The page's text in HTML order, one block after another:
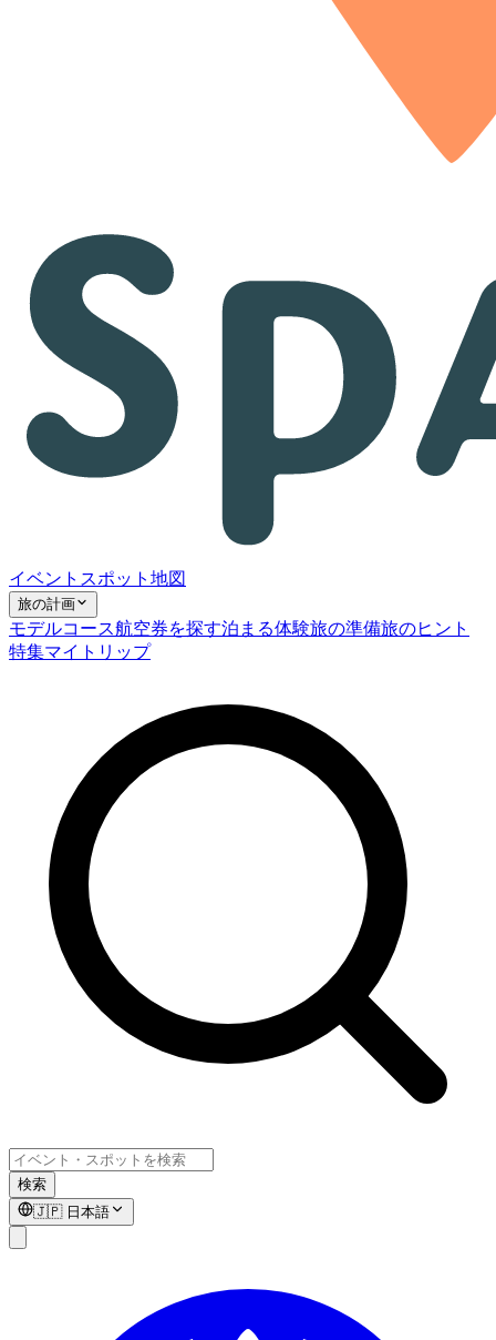
イベント スポット 地図
旅の計画
モデルコース航空券を探す泊まる体験旅の準備旅のヒント
特集マイトリップ
検索
🇯🇵 日本語